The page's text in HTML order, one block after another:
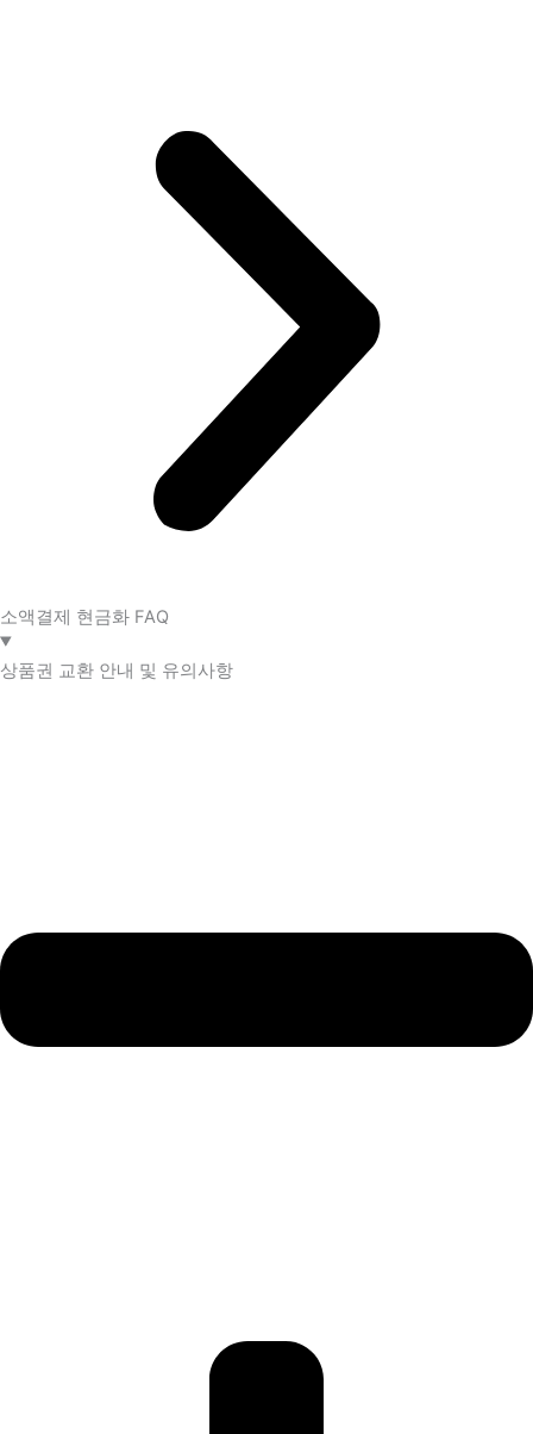
소액결제 현금화 FAQ​
상품권 교환 안내 및 유의사항